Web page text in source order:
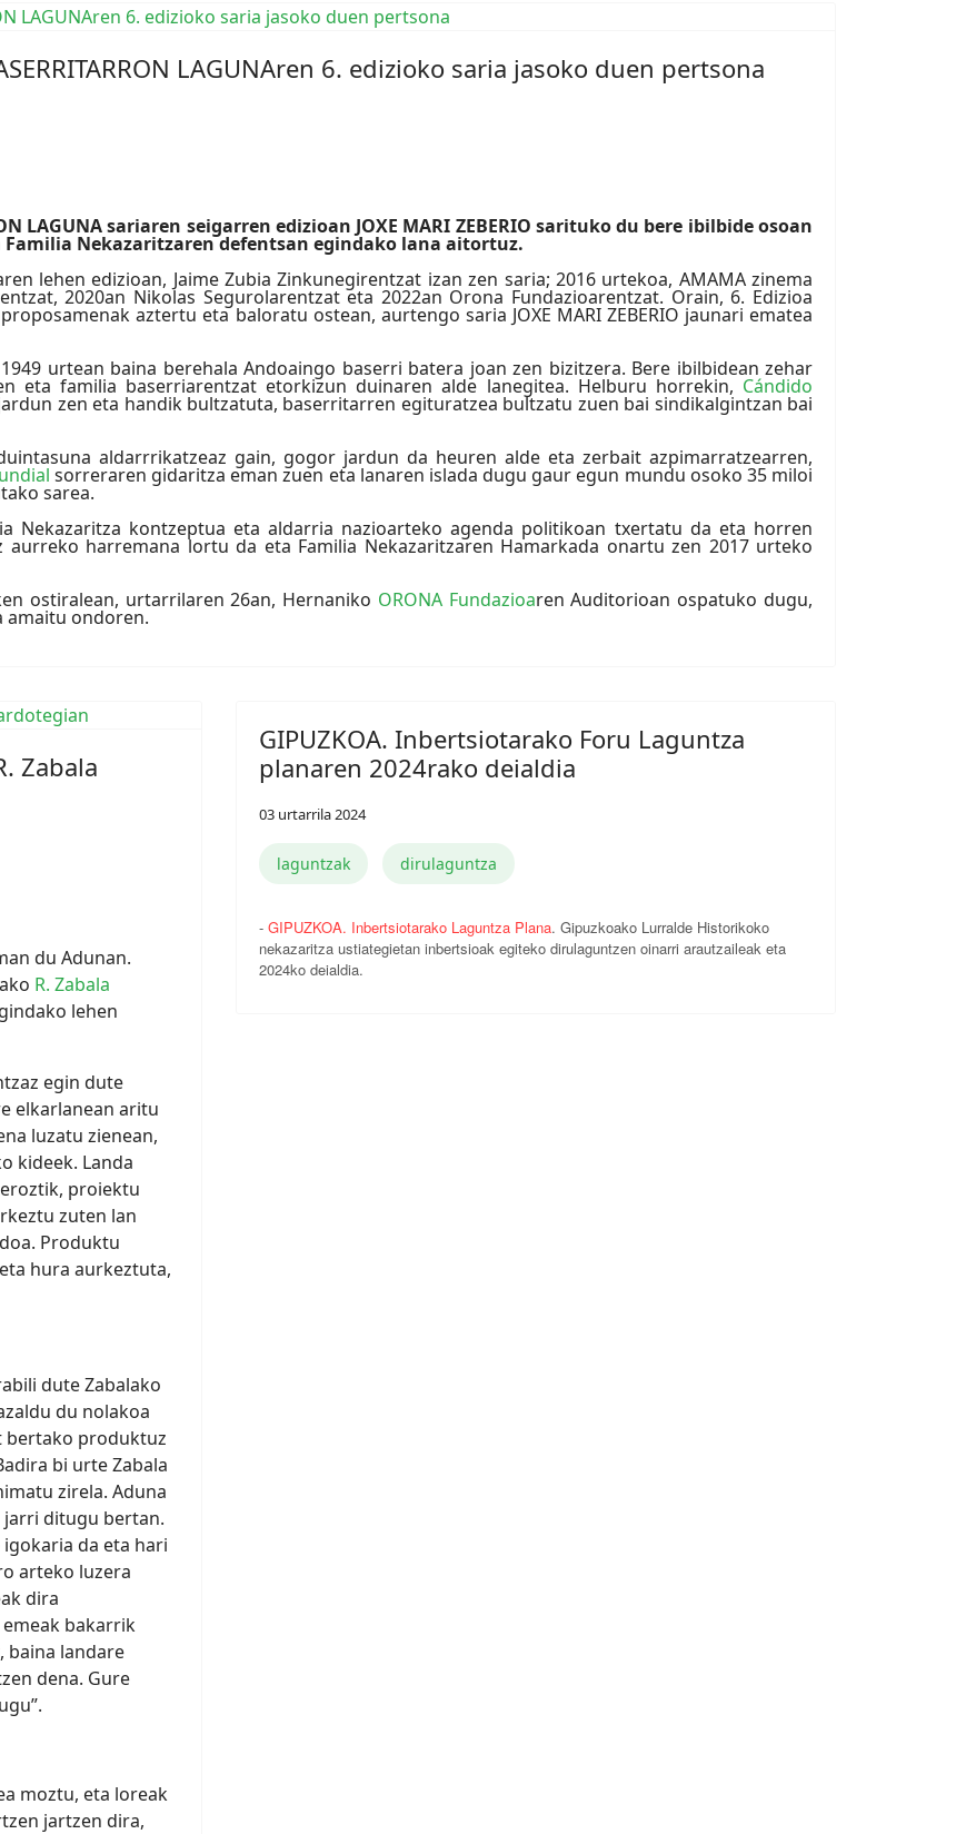
LAGUNAren 6. edizioko saria jasoko duen pertsona
LAGUNA sariaren seigarren edizioan JOXE MARI ZEBERIO sarituko du bere ibilbide osoan
Nekazaritzaren defentsan egindako lana aitortuz.
lehen edizioan, Jaime Zubia Zinkunegirentzat izan zen saria; 2016 urtekoa, AMAMA zinema
2020an Nikolas Segurolarentzat eta 2022an Orona Fundazioarentzat. Orain, 6. Edizioa
aztertu eta baloratu ostean, aurtengo saria JOXE MARI ZEBERIO jaunari ematea
1949 urtean baina berehala Andoaingo baserri batera joan zen bizitzera. Bere ibilbidean zehar
eta familia baserriarentzat etorkizun duinaren alde lanegitea. Helburu horrekin, Cándido
zen eta handik bultzatuta, baserritarren egituratzea bultzatu zuen bai sindikalgintzan bai
aldarrrikatzeaz gain, gogor jardun da heuren alde eta zerbait azpimarratzearren,
sorreraren gidaritza eman zuen eta lanaren islada dugu gaur egun mundu osoko 35 miloi
sarea.
Nekazaritza kontzeptua eta aldarria nazioarteko agenda politikoan txertatu da eta horren
aurreko harremana lortu da eta Familia Nekazaritzaren Hamarkada onartu zen 2017 urteko
ostiralean, urtarrilaren 26an, Hernaniko ORONA Fundazioaren Auditorioan ospatuko dugu,
amaitu ondoren.
Zabala
du Adunan.
R. Zabala
lehen
egin dute
elkarlanean aritu
luzatu zienean,
kideek. Landa
proiektu
zuten lan
Produktu
hura aurkeztuta,
dute Zabalako
du nolakoa
bertako produktuz
bi urte Zabala
zirela. Aduna
ditugu bertan.
da eta hari
arteko luzera
dira
bakarrik
baina landare
dena. Gure
moztu, eta loreak
jartzen dira,
GIPUZKOA. Inbertsiotarako Foru Laguntza
planaren 2024rako deialdia
03 urtarrila 2024
laguntzak dirulaguntza
- GIPUZKOA. Inbertsiotarako Laguntza Plana. Gipuzkoako Lurralde Historikoko
nekazaritza ustiategietan inbertsioak egiteko dirulaguntzen oinarri arautzaileak eta
2024ko deialdia.